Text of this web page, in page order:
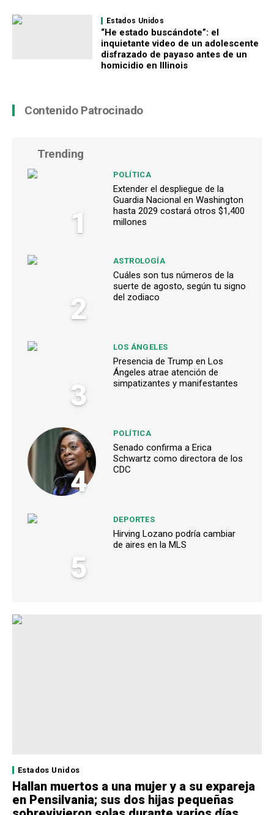
Estados Unidos
“He estado buscándote”: el
inquietante video de un adolescente
disfrazado de payaso antes de un
homicidio en Illinois
Contenido Patrocinado
Trending
1
POLÍTICA
Extender el despliegue de la
Guardia Nacional en Washington
hasta 2029 costará otros $1,400
millones
2
ASTROLOGÍA
Cuáles son tus números de la
suerte de agosto, según tu signo
del zodiaco
3
LOS ÁNGELES
Presencia de Trump en Los
Ángeles atrae atención de
simpatizantes y manifestantes
4
POLÍTICA
Senado confirma a Erica
Schwartz como directora de los
CDC
5
DEPORTES
Hirving Lozano podría cambiar
de aires en la MLS
Estados Unidos
Hallan muertos a una mujer y a su expareja
en Pensilvania; sus dos hijas pequeñas